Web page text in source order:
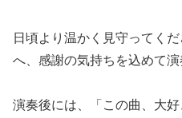
日頃より温かく見守ってく
へ、感謝の気持ちを込めて演
演奏後には、「この曲、大